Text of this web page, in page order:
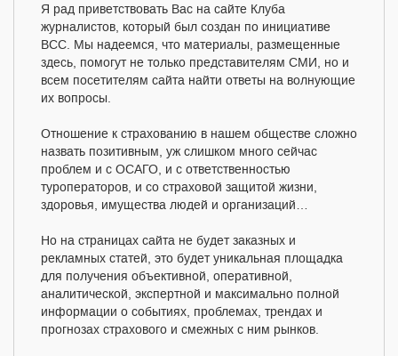
Я рад приветствовать Вас на сайте Клуба
журналистов, который был создан по инициативе
ВСС. Мы надеемся, что материалы, размещенные
здесь, помогут не только представителям СМИ, но и
всем посетителям сайта найти ответы на волнующие
их вопросы.
Отношение к страхованию в нашем обществе сложно
назвать позитивным, уж слишком много сейчас
проблем и с ОСАГО, и с ответственностью
туроператоров, и со страховой защитой жизни,
здоровья, имущества людей и организаций…
Но на страницах сайта не будет заказных и
рекламных статей, это будет уникальная площадка
для получения объективной, оперативной,
аналитической, экспертной и максимально полной
информации о событиях, проблемах, трендах и
прогнозах страхового и смежных с ним рынков.